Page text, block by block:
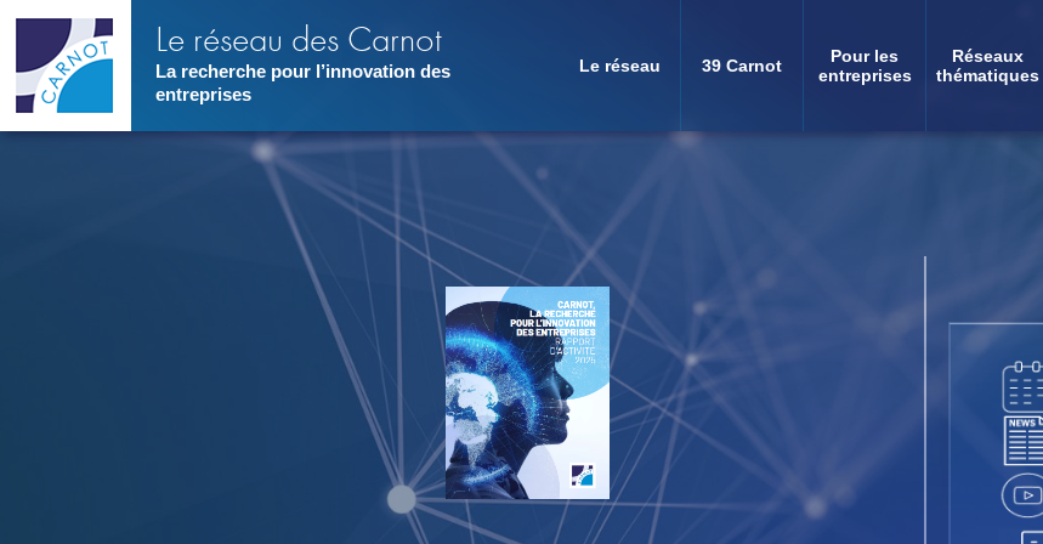
contenu
principal
Le réseau des Carnot
La recherche pour l’innovation des
entreprises
Navigation
principale
Le réseau 39 Carnot
Pour les
entreprises
Réseaux
thématiques